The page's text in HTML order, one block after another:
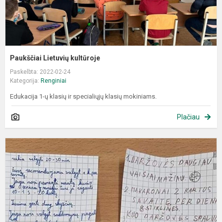
Paukščiai Lietuvių kultūroje
Paskelbta: 2022-02-24
Kategorija: Renginiai
Edukacija 1-ų klasių ir specialiųjų klasių mokiniams.
Plačiau